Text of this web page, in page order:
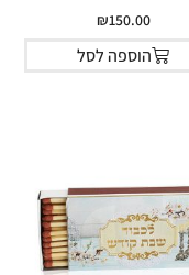
₪150.00
הוספה לסל